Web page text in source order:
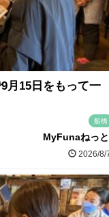
月15日をもって一
船橋
MyFunaねっと
2026/8/